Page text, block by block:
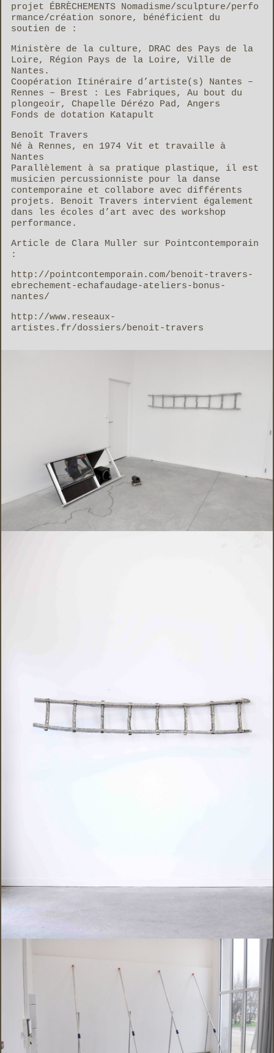
projet ÉBRÈCHEMENTS Nomadisme/sculpture/perfo
rmance/création sonore, bénéficient du
soutien de :
Ministère de la culture, DRAC des Pays de la
Loire, Région Pays de la Loire, Ville de
Nantes.
Coopération Itinéraire d’artiste(s) Nantes –
Rennes – Brest : Les Fabriques, Au bout du
plongeoir, Chapelle Dérézo Pad, Angers
Fonds de dotation Katapult
Benoît Travers
Né à Rennes, en 1974 Vit et travaille à
Nantes
Parallèlement à sa pratique plastique, il est
musicien percussionniste pour la danse
contemporaine et collabore avec différents
projets. Benoit Travers intervient également
dans les écoles d’art avec des workshop
performance.
Article de Clara Muller sur Pointcontemporain
:
http://pointcontemporain.com/benoit-travers-
ebrechement-echafaudage-ateliers-bonus-
nantes/
http://www.reseaux-
artistes.fr/dossiers/benoit-travers